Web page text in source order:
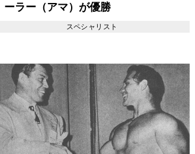
ーラー（アマ）が優勝
スペシャリスト